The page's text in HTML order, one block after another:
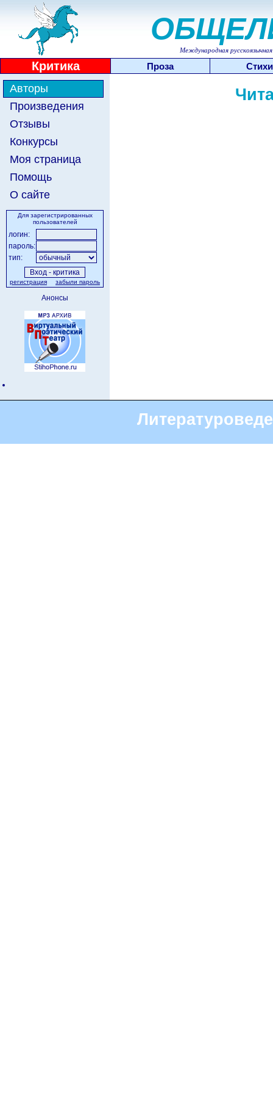
Международная
Критика Проза Стихи
Авторы
Произведения
Отзывы
Конкурсы
Моя страница
Помощь
О сайте
Для зарегистрированных
пользователей
логин:
пароль:
тип:
регистрация забыли пароль
Анонсы